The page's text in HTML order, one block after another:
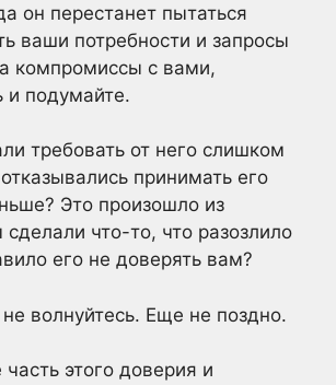
он перестанет пытаться
ваши потребности и запросы
компромиссы с вами,
и подумайте.
требовать от него слишком
принимать его
Это произошло из
сделали что-то, что разозлило
его не доверять вам?
не волнуйтесь. Еще не поздно.
этого доверия и